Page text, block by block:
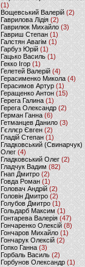
(1)
Вощевський Валерій(2)
Гаврилова Лідія (2)
Гаврилюк Михайло (3)
Гавриш Степан (1)
Галстян Авагім (1)
Гарбуз Юрій (1)
Гацько Василь (1)
Гекко Ігор(1)
Гелетей Валерій (4)
Герасименко Микола (4)
Герасимов Артур (1)
Геращенко Антон(15)
Герега Галина (1)
Герега Олександр (2)
Герман Ганна (6)
Гетманцев Данило (3)
Гєллєр Євген (2)
Гладій Степан(1)
Гладковський (Свинарчук)
Олег (4)
Гладковський Олег (2)
Гладчук Вадим (82)
Гнап Дмитро (2)
Говда Роман(1)
Головач Андрій (2)
Головін Дмитро (2)
Голубов Дмитро (1)
Гольдарб Максим(1)
Гонтарева Валерія (47)
Гончаренко Олексій(8)
Гончаров Михайло (1)
Гончарук Олексій (2)
Гопко Ганна (3)
Горбаль Василь (2)
Горбунов Олександр (1)